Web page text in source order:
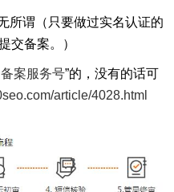
所谓（只要做过实名认证的
交备案。）
案服务号”的，没有的话可
article/4028.html